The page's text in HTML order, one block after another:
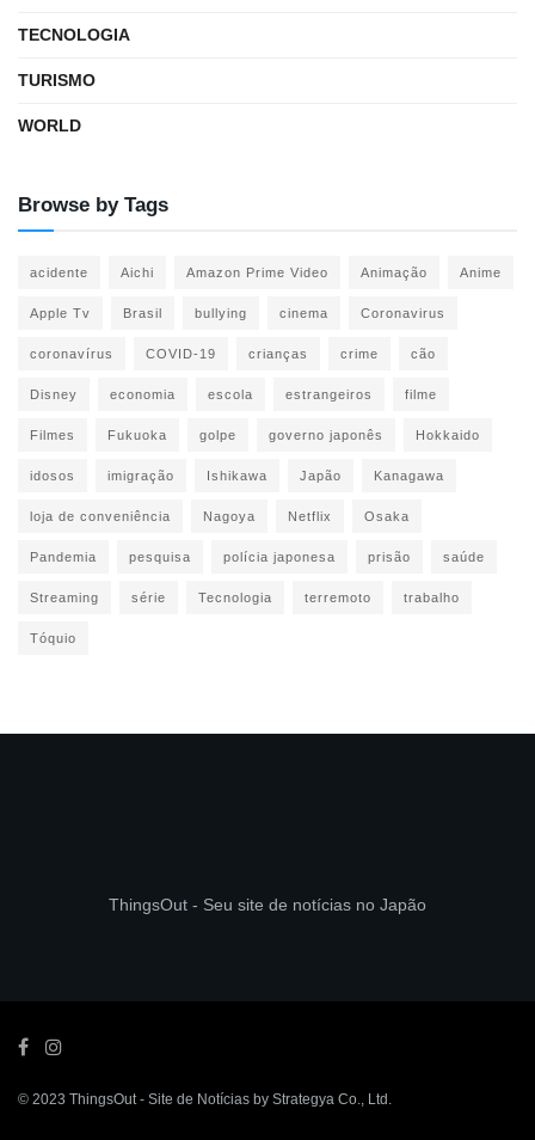
TECNOLOGIA
TURISMO
WORLD
Browse by Tags
acidente Aichi Amazon Prime Video Animação Anime
Apple Tv Brasil bullying cinema Coronavirus
coronavírus COVID-19 crianças crime cão
Disney economia escola estrangeiros filme
Filmes Fukuoka golpe governo japonês Hokkaido
idosos imigração Ishikawa Japão Kanagawa
loja de conveniência Nagoya Netflix Osaka
Pandemia pesquisa polícia japonesa prisão saúde
Streaming série Tecnologia terremoto trabalho
Tóquio
ThingsOut - Seu site de notícias no Japão
© 2023 ThingsOut - Site de Notícias by Strategya Co., Ltd